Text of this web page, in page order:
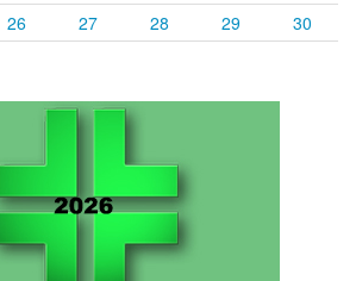
26 27 28 29
30